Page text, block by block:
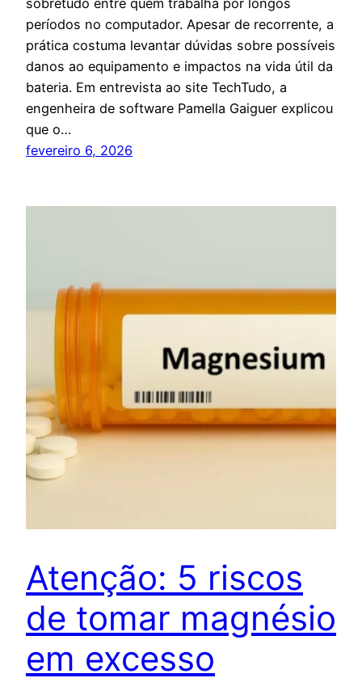
períodos no computador. Apesar de recorrente, a
prática costuma levantar dúvidas sobre possíveis
danos ao equipamento e impactos na vida útil da
bateria. Em entrevista ao site TechTudo, a
engenheira de software Pamella Gaiguer explicou
que o…
fevereiro 6, 2026
Atenção: 5 riscos
de tomar magnésio
em excesso